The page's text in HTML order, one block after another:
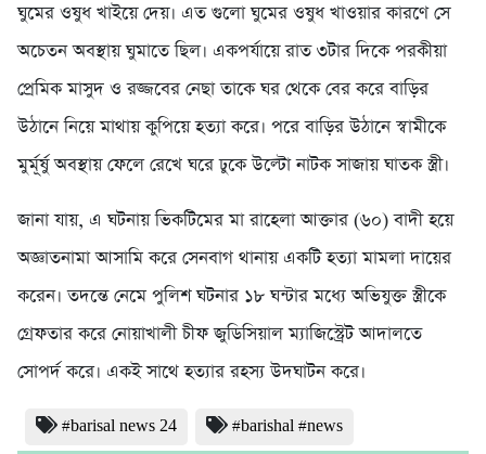
ঘুমের ওষুধ খাইয়ে দেয়। এত গুলো ঘুমের ওষুধ খাওয়ার কারণে সে
অচেতন অবস্থায় ঘুমাতে ছিল। একপর্যায়ে রাত ৩টার দিকে পরকীয়া
প্রেমিক মাসুদ ও রজ্জবের নেছা তাকে ঘর থেকে বের করে বাড়ির
উঠানে নিয়ে মাথায় কুপিয়ে হত্যা করে। পরে বাড়ির উঠানে স্বামীকে
মুর্মূর্ষু অবস্থায় ফেলে রেখে ঘরে ঢুকে উল্টো নাটক সাজায় ঘাতক স্ত্রী।
জানা যায়, এ ঘটনায় ভিকটিমের মা রাহেলা আক্তার (৬০) বাদী হয়ে
অজ্ঞাতনামা আসামি করে সেনবাগ থানায় একটি হত্যা মামলা দায়ের
করেন। তদন্তে নেমে পুলিশ ঘটনার ১৮ ঘন্টার মধ্যে অভিযুক্ত স্ত্রীকে
গ্রেফতার করে নোয়াখালী চীফ জুডিসিয়াল ম্যাজিস্ট্রেট আদালতে
সোপর্দ করে। একই সাথে হত্যার রহস্য উদঘাটন করে।
#barisal news 24 #barishal #news